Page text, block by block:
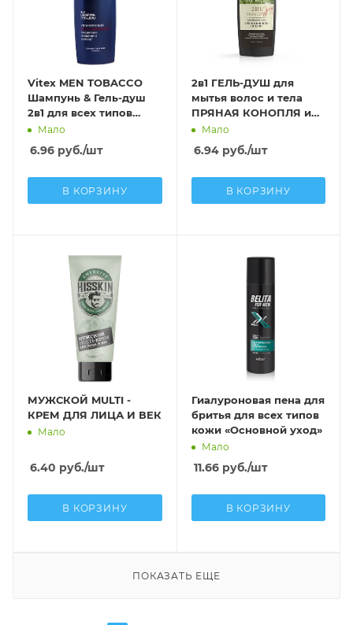
Vitex MEN TOBACCO
Шампунь & Гель-душ
2в1 для всех типов
кожи и волос 400 мл
Мало
6.96 руб./шт
В КОРЗИНУ
2в1 ГЕЛЬ-ДУШ для
мытья волос и тела
ПРЯНАЯ КОНОПЛЯ и
КИПАРИС 400 мл
Мало
6.94руб./шт
В КОРЗИНУ
МУЖСКОЙ MULTI -
КРЕМ ДЛЯ ЛИЦА И ВЕК
Мало
6.40 руб./шт
В КОРЗИНУ
Гиалуроновая пена для
бритья для всех типов
кожи «Основной уход»
Мало
11.66руб./шт
В КОРЗИНУ
ПОКАЗАТЬ ЕЩЕ